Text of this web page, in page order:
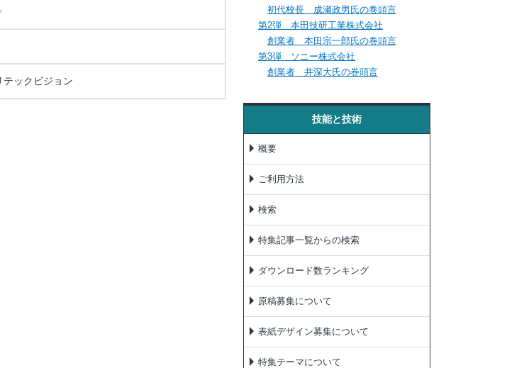
テックビジョン
初代校長 成瀬政男氏の巻頭言
第2弾 本田技研工業株式会社
創業者 本田宗一郎氏の巻頭言
第3弾 ソニー株式会社
創業者 井深大氏の巻頭言
技能と技術
概要
ご利用方法
検索
特集記事一覧からの検索
ダウンロード数ランキング
原稿募集について
表紙デザイン募集について
特集テーマについて